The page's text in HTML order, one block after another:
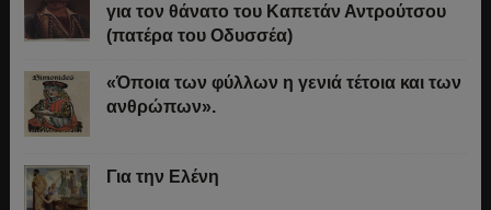
για τον θάνατο του Καπετάν Αντρούτσου
(πατέρα του Οδυσσέα)
«Όποια των φύλλων η γενιά τέτοια και των
ανθρώπων».
Για την Ελένη